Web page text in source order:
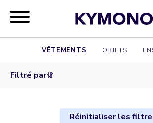
VÊTEMENTS OBJETS
Filtré par
Réinitialiser les